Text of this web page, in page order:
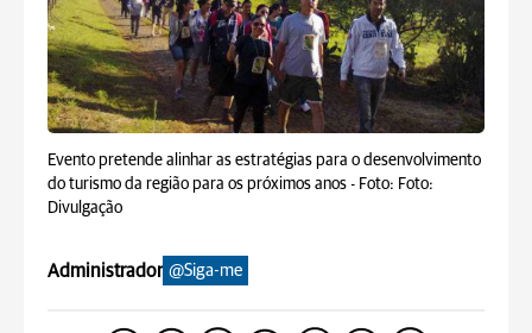
Evento pretende alinhar as estratégias para o desenvolvimento
do turismo da região para os próximos anos - Foto: Foto:
Divulgação
Administrador @Siga-me